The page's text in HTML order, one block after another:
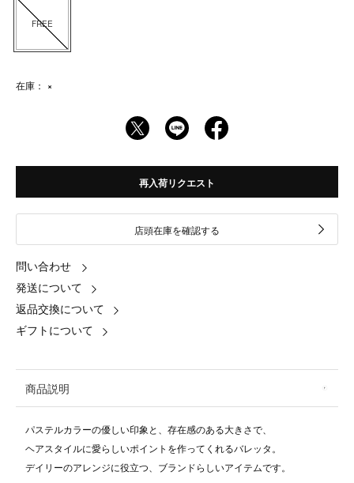
FREE
在庫： ×
再入荷リクエスト
店頭在庫を確認する
問い合わせ
発送について
返品交換について
ギフトについて
商品説明
パステルカラーの優しい印象と、存在感のある大きさで、
ヘアスタイルに愛らしいポイントを作ってくれるバレッタ。
デイリーのアレンジに役立つ、ブランドらしいアイテムです。